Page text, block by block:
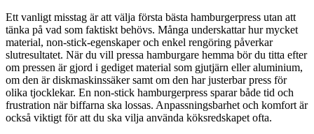
Ett vanligt misstag är att välja första bästa hamburgerpress utan att
tänka på vad som faktiskt behövs. Många underskattar hur mycket
material, non-stick-egenskaper och enkel rengöring påverkar
slutresultatet. När du vill pressa hamburgare hemma bör du titta efter
om pressen är gjord i gediget material som gjutjärn eller aluminium,
om den är diskmaskinssäker samt om den har justerbar press för
olika tjocklekar. En non-stick hamburgerpress sparar både tid och
frustration när biffarna ska lossas. Anpassningsbarhet och komfort är
också viktigt för att du ska vilja använda köksredskapet ofta.